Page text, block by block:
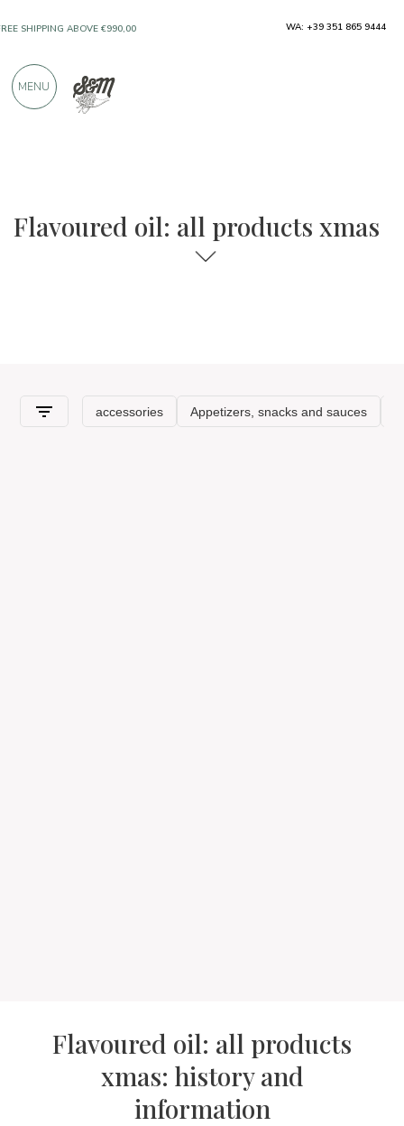
Flavoured oil: all products xmas
Flavoured oil: all products
xmas: history and
information
SHIPPING ABOVE €990,00
PRODUCTS FROM EXCELLENT
WA: +39 351 865 9444
MENU